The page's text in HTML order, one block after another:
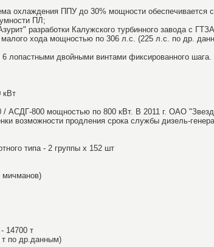
охлаждения ППУ до 30% мощности
ПЛ;
разработки Калужского турбинного завода с
малого хода мощностью по 306 л.с. (225 л.с. по др.
лопастными двойными винтами фиксированного шага.
кВт
/ АСДГ-800 мощностью по 800 кВт. В 2011 г. ОАО
возможности продления срока службы дизель-
типа - 2 группы х 152 шт
мичманов)
14700 т
т по др.данным)